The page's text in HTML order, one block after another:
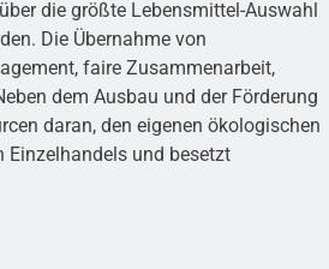
die größte Lebensmittel-Auswahl
Die Übernahme von
faire Zusammenarbeit,
dem Ausbau und der Förderung
daran, den eigenen ökologischen
Einzelhandels und besetzt